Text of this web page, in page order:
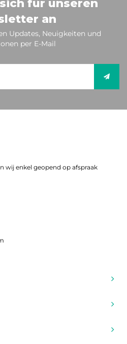
für unseren
an
Updates, Neuigkeiten und
per E-Mail
wij enkel geopend op afspraak